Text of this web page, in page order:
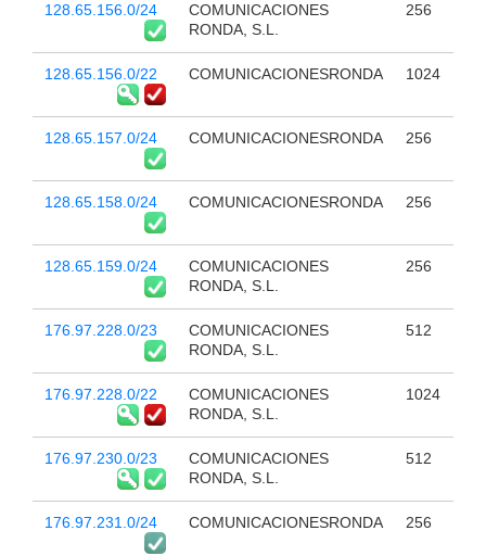
128.65.156.0/24
COMUNICACIONES
RONDA, S.L.
256
128.65.156.0/22 COMUNICACIONESRONDA 1024
128.65.157.0/24 COMUNICACIONESRONDA 256
128.65.158.0/24 COMUNICACIONESRONDA 256
128.65.159.0/24
COMUNICACIONES
RONDA, S.L.
256
176.97.228.0/23
COMUNICACIONES
RONDA, S.L.
512
176.97.228.0/22
COMUNICACIONES
RONDA, S.L.
1024
176.97.230.0/23
COMUNICACIONES
RONDA, S.L.
512
176.97.231.0/24 COMUNICACIONESRONDA 256